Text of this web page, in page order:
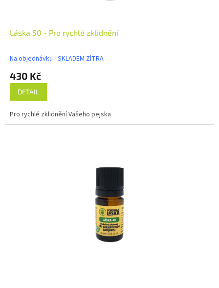
Láska 50 - Pro rychlé zklidnění
Na objednávku - SKLADEM ZÍTRA
430 Kč
DETAIL
Pro rychlé zklidnění Vašeho pejska